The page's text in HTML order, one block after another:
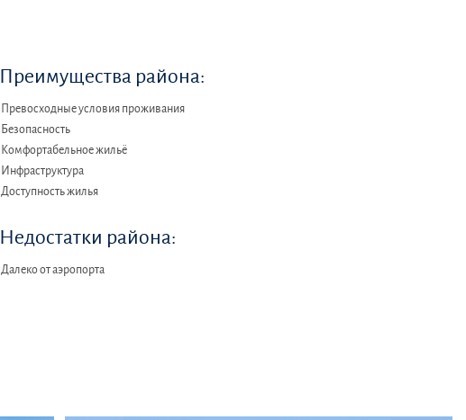
Преимущества района:
Превосходные условия проживания
Безопасность
Комфортабельное жильё
Инфраструктура
Доступность жилья
Недостатки района:
Далеко от аэропорта